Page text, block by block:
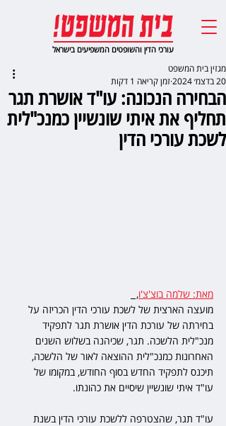
עורכי הדין והשופטים המשפיעים בישראל
הבחירה הנכונה: עו"ד אושרת תגר
תחליף את איתי שונשיין כמנכ"לית
לשכת עורכי הדין
מגזין בית המשפט
20 בדצמ׳ 2024
זמן קריאה 1 דקות
מאת: שלמה בוצ'צ'ו,
מועצה הארצית של לשכת עורכי הדין הכריזה על
בחירתה של עורכת הדין אושרת תגר לתפקיד
מנכ"לית הלשכה. תגר, שכיהנה בשלוש השנים
האחרונות כמנכ"לית ההוצאה לאור של הלשכה,
תיכנס לתפקיד החדש בסוף החודש, במקומו של
עו"ד איתי שונשיין שיסיים את כהונתו.
עו"ד תגר, שהצטרפה ללשכת עורכי הדין בשנת